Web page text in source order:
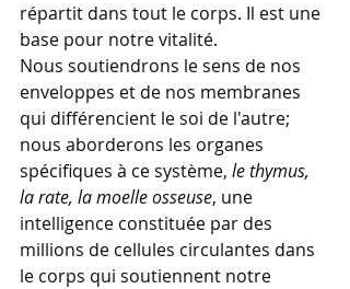
répartit dans tout le corps. Il est une
base pour notre vitalité.
Nous soutiendrons le sens de nos
enveloppes et de nos membranes
qui différencient le soi de l'autre;
nous aborderons les organes
spécifiques à ce système, le thymus,
la rate, la moelle osseuse, une
intelligence constituée par des
millions de cellules circulantes dans
le corps qui soutiennent notre